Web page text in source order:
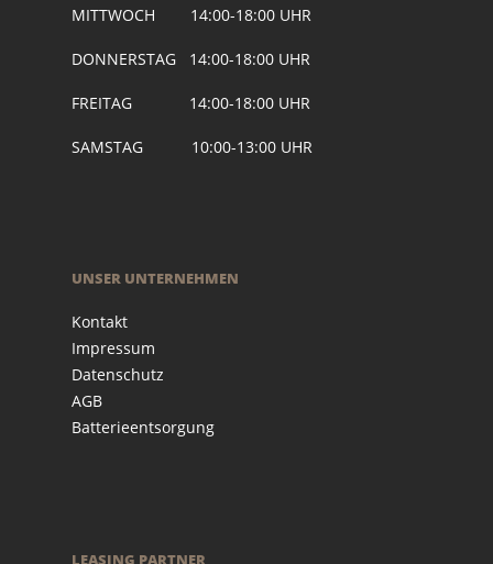
MITTWOCH 14:00-18:00 UHR
DONNERSTAG 14:00-18:00 UHR
FREITAG 14:00-18:00 UHR
SAMSTAG 10:00-13:00 UHR
UNSER UNTERNEHMEN
Kontakt
Impressum
Datenschutz
AGB
Batterieentsorgung
LEASING PARTNER